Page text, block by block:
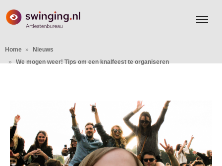
Home
Nieuws
We mogen weer! Tips om een knalfeest te organiseren